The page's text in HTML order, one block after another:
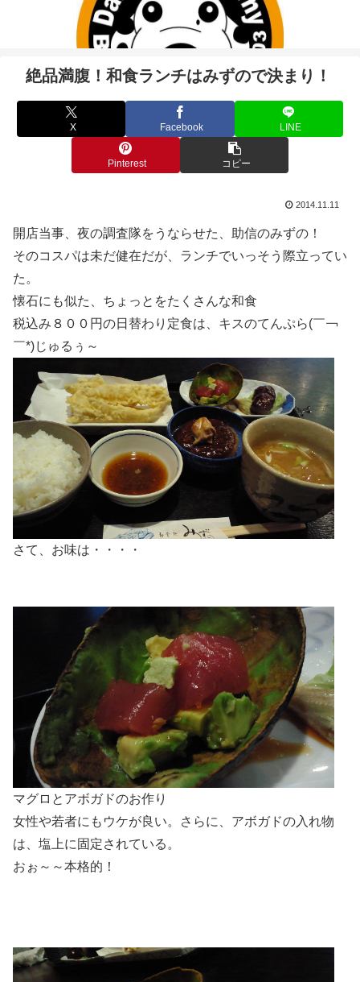
絶品満腹！和食ランチはみずので決まり！
X Facebook LINE
Pinterest コピー
2014.11.11
開店当事、夜の調査隊をうならせた、助信のみずの！
そのコスパは未だ健在だが、ランチでいっそう際立ってい
た。
懐石にも似た、ちょっとをたくさんな和食
税込み８００円の日替わり定食は、キスのてんぷら(￣￢
￣*)じゅるぅ～
さて、お味は・・・・
マグロとアボガドのお作り
女性や若者にもウケが良い。さらに、アボガドの入れ物
は、塩上に固定されている。
おぉ～～本格的！